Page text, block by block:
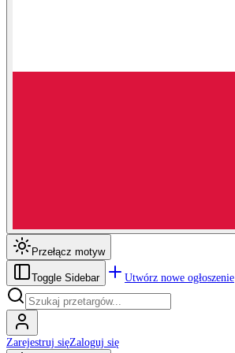
Przełącz motyw
Toggle Sidebar Utwórz nowe ogłoszenie
Zarejestruj sięZaloguj się